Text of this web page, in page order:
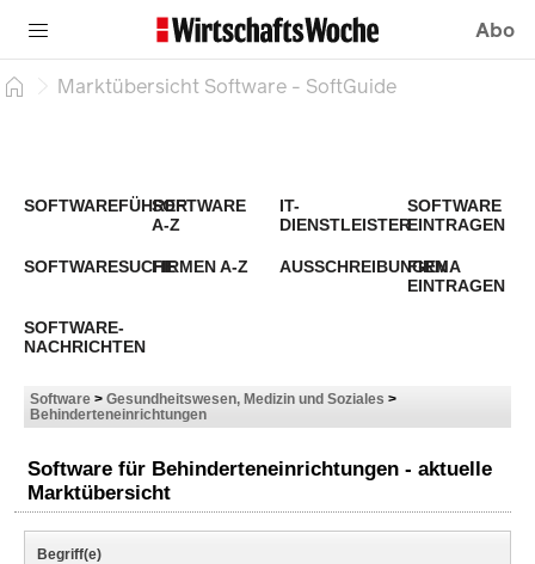
Abo
Marktübersicht Software - SoftGuide
SOFTWAREFÜHRERSOFTWARE
A-Z
IT-
DIENSTLEISTER
SOFTWARE
EINTRAGEN
SOFTWARESUCHEFIRMEN A-Z AUSSCHREIBUNGEN
FIRMA
EINTRAGEN
SOFTWARE-
NACHRICHTEN
Software > Gesundheitswesen, Medizin und Soziales >
Behinderteneinrichtungen
Software für Behinderteneinrichtungen - aktuelle
Marktübersicht
Begriff(e)